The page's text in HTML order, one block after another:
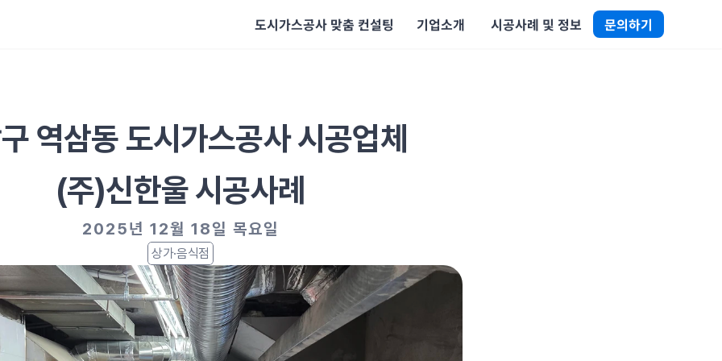
도시가스공사 맞춤 컨설팅 기업소개 시공사례 및 정보 문의하기
역삼동 도시가스공사 시공업체
(주)신한울 시공사례
2025년 12월 18일 목요일
상가·음식점